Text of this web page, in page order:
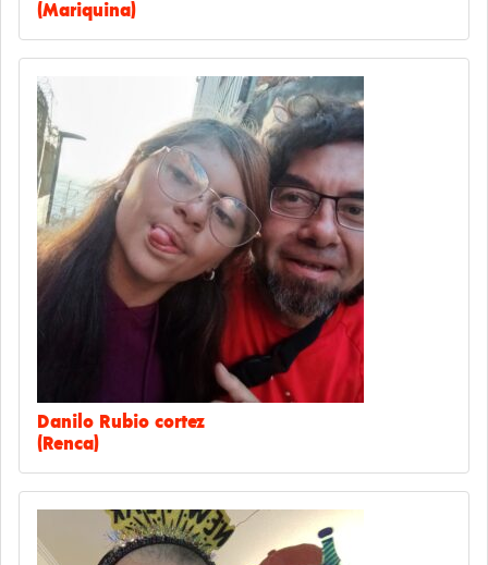
(Mariquina)
Danilo Rubio cortez
(Renca)